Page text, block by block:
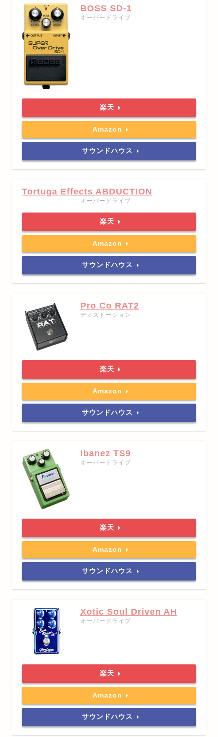
BOSS SD-1
オーバードライブ
楽天
Amazon
サウンドハウス
Tortuga Effects ABDUCTION
オーバードライブ
楽天
Amazon
サウンドハウス
Pro Co RAT2
ディストーション
楽天
Amazon
サウンドハウス
Ibanez TS9
オーバードライブ
楽天
Amazon
サウンドハウス
Xotic Soul Driven AH
オーバードライブ
楽天
Amazon
サウンドハウス